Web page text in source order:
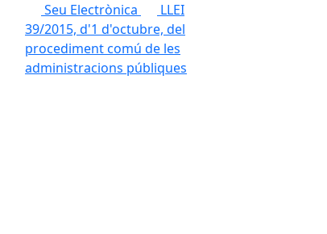
Seu Electrònica
LLEI
39/2015, d'1 d'octubre, del
procediment comú de les
administracions públiques